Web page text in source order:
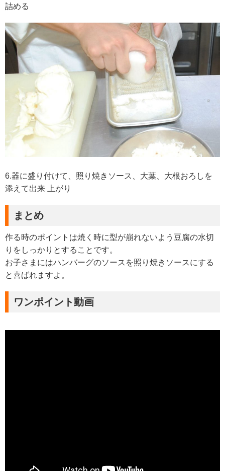
詰める
6.器に盛り付けて、照り焼きソース、大葉、大根おろしを
添えて出来 上がり
まとめ
作る時のポイントは焼く時に型が崩れないよう豆腐の水切
りをしっかりとすることです。
お子さまにはハンバーグのソースを照り焼きソースにする
と喜ばれますよ。
ワンポイント動画